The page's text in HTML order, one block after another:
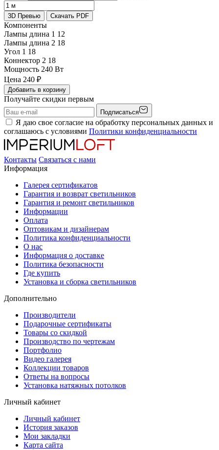
3D Превью Скачать PDF
Компоненты
Лампы длина 1 12
Лампы длина 2 18
Угол 1 18
Коннектор 2 18
Мощность 240 Вт
Цена 240 ₽
Добавить в корзину
Получайте скидки первым
Подписаться
Я даю свое согласие на обработку персональных данных и
соглашаюсь с условиями Политики конфиденциальности
Контакты Связаться с нами
Информация
Галерея сертификатов
Гарантия и возврат светильников
Гарантия и ремонт светильников
Информации
Оплата
Оптовикам и дизайнерам
Политика конфиденциальности
О нас
Информация о доставке
Политика безопасности
Где купить
Установка и сборка светильников
Дополнительно
Производители
Подарочные сертификаты
Товары со скидкой
Производство по чертежам
Портфолио
Видео галерея
Коллекции товаров
Ответы на вопросы
Установка натяжных потолков
Личный кабинет
Личный кабинет
История заказов
Мои закладки
Карта сайта